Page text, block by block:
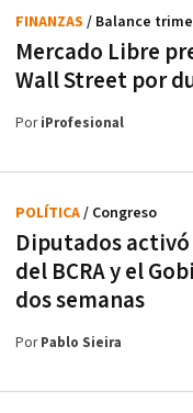
Mercado Libre
Wall Street por
FINANZAS / Balance
PoriProfesional
Diputados
del BCRA y el
dos semanas
POLÍTICA/ Congreso
PorPablo Sieira